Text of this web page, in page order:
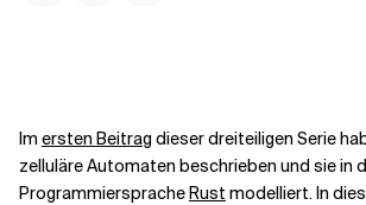
Im ersten Beitrag dieser dreiteiligen Serie
zelluläre Automaten beschrieben und sie in
ProgrammierspracheRust modelliert. In